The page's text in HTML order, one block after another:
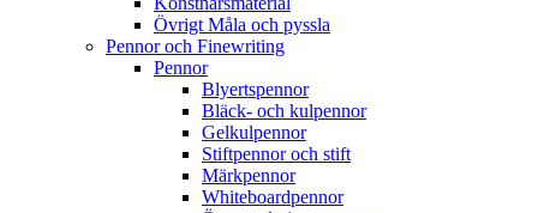
Övrigt Måla och pyssla
Pennor och Finewriting
Pennor
Blyertspennor
Bläck- och kulpennor
Gelkulpennor
Stiftpennor och stift
Märkpennor
Whiteboardpennor